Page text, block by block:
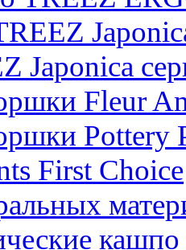
Japonica
Fleur
Pottery
First Choice
кашпо